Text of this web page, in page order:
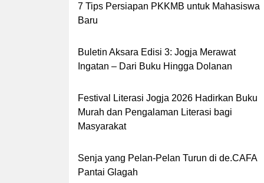
7 Tips Persiapan PKKMB untuk Mahasiswa
Baru
Buletin Aksara Edisi 3: Jogja Merawat
Ingatan – Dari Buku Hingga Dolanan
Festival Literasi Jogja 2026 Hadirkan Buku
Murah dan Pengalaman Literasi bagi
Masyarakat
Senja yang Pelan-Pelan Turun di de.CAFA
Pantai Glagah